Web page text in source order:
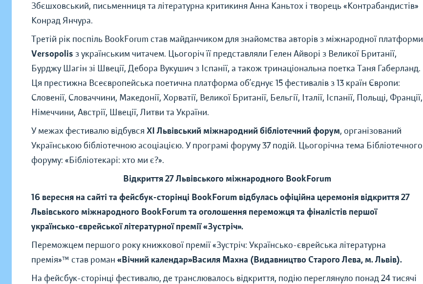
Збєшховський, письменниця та літературна критикиня Анна Каньтох і творець «Контрабандистів»
Конрад Янчура.
Третій рік поспіль BookForum став майданчиком для знайомства авторів з міжнародної платформи
Versopolis з українським читачем. Цьогоріч її представляли Гелен Айворі з Великої Британії,
Бурджу Шагін зі Швеції, Дебора Вукушич з Іспанії, а також тринаціональна поетка Таня Габерланд.
Ця престижна Всеєвропейська поетична платформа об’єднує 15 фестивалів з 13 країн Європи:
Словенії, Словаччини, Македонії, Хорватії, Великої Британії, Бельгії, Італії, Іспанії, Польщі, Франції,
Німеччини, Австрії, Швеції, Литви та України.
У межах фестивалю відбувся XI Львівський міжнародний бібліотечний форум, організований
Українською бібліотечною асоціацією. У програмі форуму 37 подій. Цьогорічна тема Бібліотечного
форуму: «Бібліотекарі: хто ми є?».
Відкриття 27 Львівського міжнародного BookForum
16 вересня на сайті та фейсбук-сторінці BookForum відбулась офіційна церемонія відкриття 27
Львівського міжнародного BookForum та оголошення переможця та фіналістів першої
українсько-єврейської літературної премії «Зустріч».
Переможцем першого року книжкової премії «Зустріч: Українсько-єврейська літературна
премія»™ став роман «Вічний календар»Василя Махна (Видавництво Старого Лева, м. Львів).
На фейсбук-сторінці фестивалю, де транслювалось відкриття, подію переглянуло понад 24 тисячі